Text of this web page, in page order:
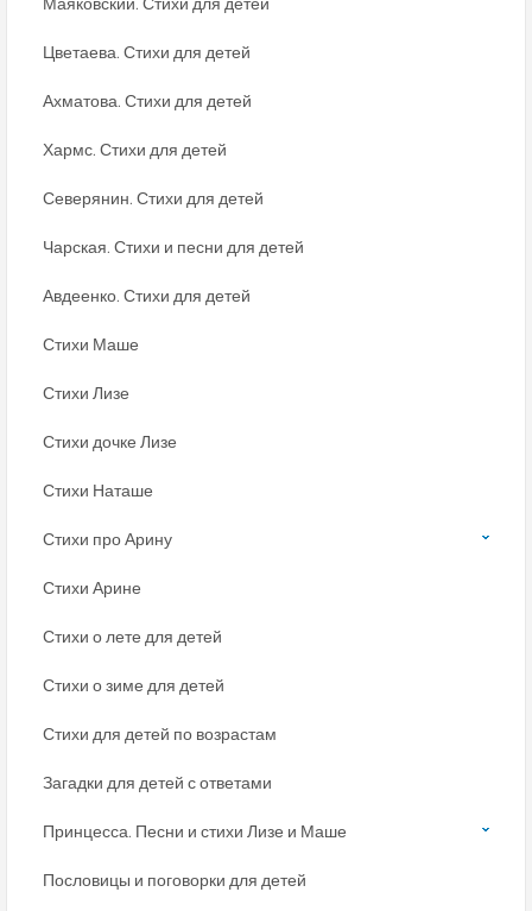
Цветаева. Стихи для детей
Ахматова. Стихи для детей
Хармс. Стихи для детей
Северянин. Стихи для детей
Чарская. Стихи и песни для детей
Авдеенко. Стихи для детей
Стихи Маше
Стихи Лизе
Стихи дочке Лизе
Стихи Наташе
Стихи про Арину
Стихи Арине
Стихи о лете для детей
Стихи о зиме для детей
Стихи для детей по возрастам
Загадки для детей с ответами
Принцесса. Песни и стихи Лизе и Маше
Пословицы и поговорки для детей